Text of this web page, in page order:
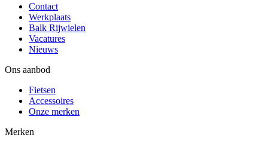
Contact
Werkplaats
Balk Rijwielen
Vacatures
Nieuws
Ons aanbod
Fietsen
Accessoires
Onze merken
Merken